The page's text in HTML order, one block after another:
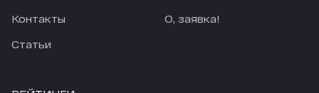
Контакты
Статьи
О, заявка!